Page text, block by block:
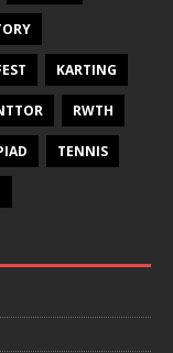
KARTING
RWTH
TENNIS